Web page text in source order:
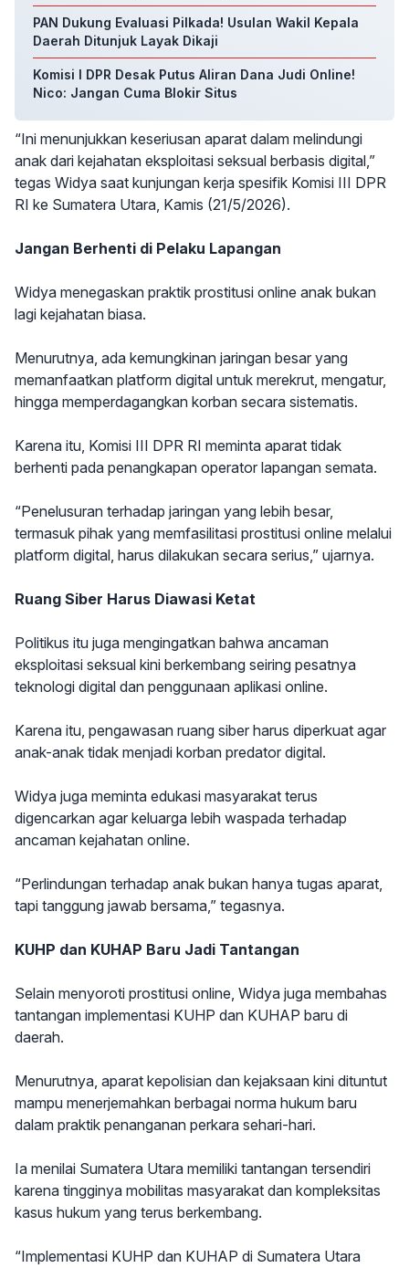
PAN Dukung Evaluasi Pilkada! Usulan Wakil Kepala
Daerah Ditunjuk Layak Dikaji
Komisi I DPR Desak Putus Aliran Dana Judi Online!
Nico: Jangan Cuma Blokir Situs
“Ini menunjukkan keseriusan aparat dalam melindungi
anak dari kejahatan eksploitasi seksual berbasis digital,”
tegas Widya saat kunjungan kerja spesifik Komisi III DPR
RI ke Sumatera Utara, Kamis (21/5/2026).
Jangan Berhenti di Pelaku Lapangan
Widya menegaskan praktik prostitusi online anak bukan
lagi kejahatan biasa.
Menurutnya, ada kemungkinan jaringan besar yang
memanfaatkan platform digital untuk merekrut, mengatur,
hingga memperdagangkan korban secara sistematis.
Karena itu, Komisi III DPR RI meminta aparat tidak
berhenti pada penangkapan operator lapangan semata.
“Penelusuran terhadap jaringan yang lebih besar,
termasuk pihak yang memfasilitasi prostitusi online melalui
platform digital, harus dilakukan secara serius,” ujarnya.
Ruang Siber Harus Diawasi Ketat
Politikus itu juga mengingatkan bahwa ancaman
eksploitasi seksual kini berkembang seiring pesatnya
teknologi digital dan penggunaan aplikasi online.
Karena itu, pengawasan ruang siber harus diperkuat agar
anak-anak tidak menjadi korban predator digital.
Widya juga meminta edukasi masyarakat terus
digencarkan agar keluarga lebih waspada terhadap
ancaman kejahatan online.
“Perlindungan terhadap anak bukan hanya tugas aparat,
tapi tanggung jawab bersama,” tegasnya.
KUHP dan KUHAP Baru Jadi Tantangan
Selain menyoroti prostitusi online, Widya juga membahas
tantangan implementasi KUHP dan KUHAP baru di
daerah.
Menurutnya, aparat kepolisian dan kejaksaan kini dituntut
mampu menerjemahkan berbagai norma hukum baru
dalam praktik penanganan perkara sehari-hari.
Ia menilai Sumatera Utara memiliki tantangan tersendiri
karena tingginya mobilitas masyarakat dan kompleksitas
kasus hukum yang terus berkembang.
“Implementasi KUHP dan KUHAP di Sumatera Utara